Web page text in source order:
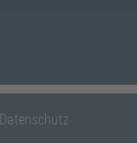
Datenschutz